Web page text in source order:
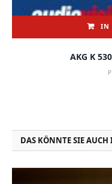
IN
AKG K
DAS KÖNNTE SIE AUCH